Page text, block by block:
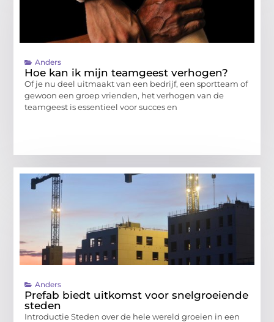
Anders
Hoe kan ik mijn teamgeest verhogen?
Of je nu deel uitmaakt van een bedrijf, een sportteam of
gewoon een groep vrienden, het verhogen van de
teamgeest is essentieel voor succes en
Anders
Prefab biedt uitkomst voor snelgroeiende
steden
Introductie Steden over de hele wereld groeien in een